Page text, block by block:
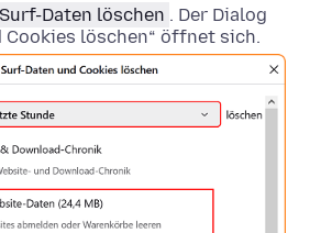
Surf-Daten löschen . Der Dialog
Cookies löschen“ öffnet sich.